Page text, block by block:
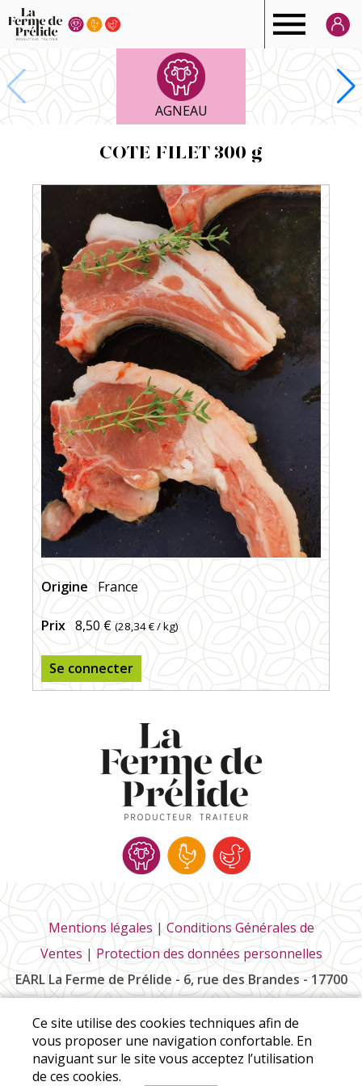
Prélide
AGNEAU
COTE FILET 300 g
Origine France
Prix 8,50 € (28,34 €/ kg)
Se connecter
Mentions légales|Conditions Générales de
Ventes |Protection des données personnelles
EARL La Ferme de Prélide - 6, rue des Brandes - 17700
Tél :06 85 73 58 95
Ce site utilise des cookies techniques afin de
vous proposer une navigation confortable. En
naviguant sur le site vous acceptez l’utilisation
de ces cookies.